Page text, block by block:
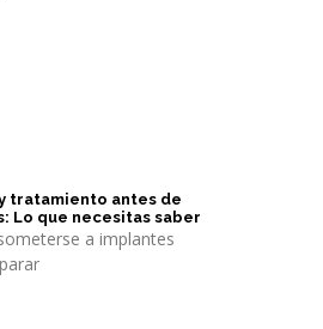
tratamiento antes de
Lo que necesitas saber
a implantes